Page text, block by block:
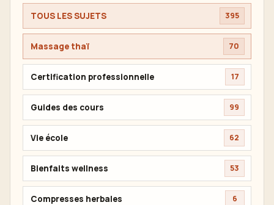
TOUS LES SUJETS 395
Massage thaï 70
Certification professionnelle 17
Guides des cours 99
Vie école 62
Bienfaits wellness 53
Compresses herbales 6